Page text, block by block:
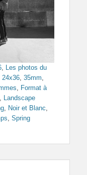
, Les photos du
24x36, 35mm,
, Format à
, Landscape
, Noir et Blanc,
, Spring